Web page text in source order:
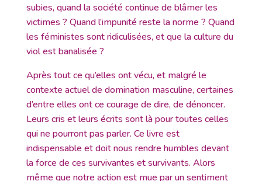
subies, quand la société continue de blâmer les
victimes ? Quand l’impunité reste la norme ? Quand
les féministes sont ridiculisées, et que la culture du
viol est banalisée ?
Après tout ce qu’elles ont vécu, et malgré le
contexte actuel de domination masculine, certaines
d’entre elles ont ce courage de dire, de dénoncer.
Leurs cris et leurs écrits sont là pour toutes celles
qui ne pourront pas parler. Ce livre est
indispensable et doit nous rendre humbles devant
la force de ces survivantes et survivants. Alors
même que notre action est mue par un sentiment